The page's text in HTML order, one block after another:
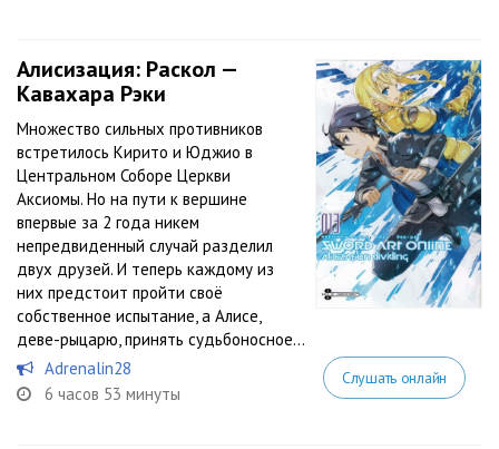
Алисизация: Раскол —
Кавахара Рэки
Множество сильных противников
встретилось Кирито и Юджио в
Центральном Соборе Церкви
Аксиомы. Но на пути к вершине
впервые за 2 года никем
непредвиденный случай разделил
двух друзей. И теперь каждому из
них предстоит пройти своё
собственное испытание, а Алисе,
деве-рыцарю, принять судьбоносное...
Adrenalin28
6 часов 53 минуты
Слушать онлайн